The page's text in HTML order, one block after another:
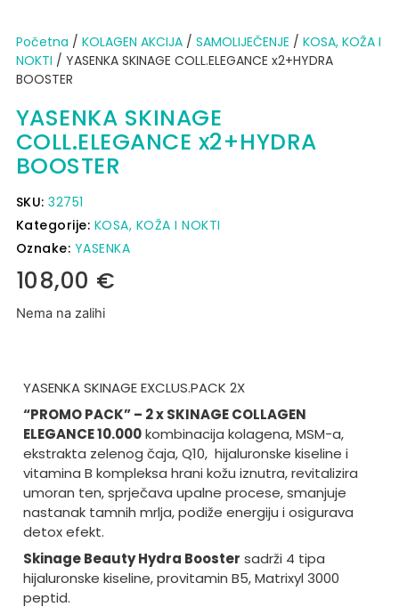
Početna / KOLAGEN AKCIJA/ SAMOLIJEČENJE / KOSA, KOŽA I
NOKTI / YASENKA SKINAGE COLL.ELEGANCE x2+HYDRA
BOOSTER
YASENKA SKINAGE
COLL.ELEGANCE x2+HYDRA
BOOSTER
SKU:32751
Kategorije: KOSA, KOŽA I NOKTI
Oznake: YASENKA
108,00 €
Nema na zalihi
YASENKA SKINAGE EXCLUS.PACK 2X
“PROMO PACK” – 2 x SKINAGE COLLAGEN
ELEGANCE 10.000kombinacija kolagena, MSM-a,
ekstrakta zelenog čaja, Q10, hijaluronske kiseline i
vitamina B kompleksa hrani kožu iznutra, revitalizira
umoran ten, sprječava upalne procese, smanjuje
nastanak tamnih mrlja, podiže energiju i osigurava
detox efekt.
Skinage Beauty Hydra Booster sadrži 4 tipa
hijaluronske kiseline, provitamin B5, Matrixyl 3000
peptid.